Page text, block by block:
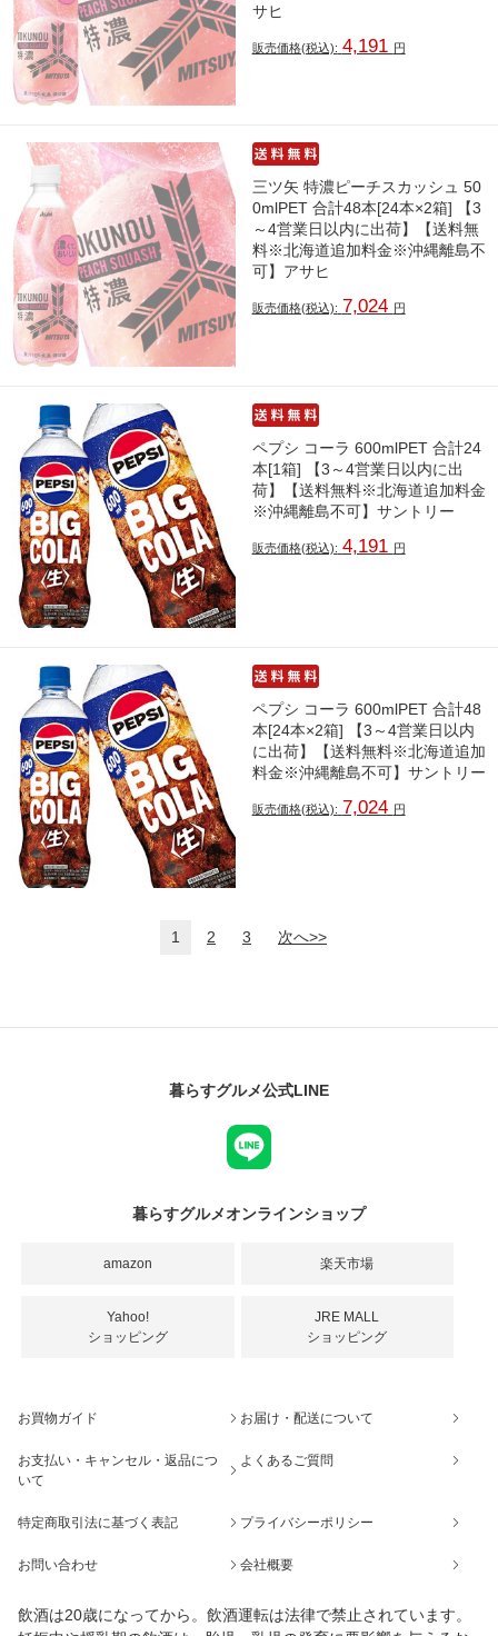
サヒ
販売価格(税込): 4,191 円
三ツ矢 特濃ピーチスカッシュ 50
0mlPET 合計48本[24本×2箱] 【3
～4営業日以内に出荷】【送料無
料※北海道追加料金※沖縄離島不
可】アサヒ
販売価格(税込): 7,024 円
ペプシ コーラ 600mlPET 合計24
本[1箱] 【3～4営業日以内に出
荷】【送料無料※北海道追加料金
※沖縄離島不可】サントリー
販売価格(税込): 4,191 円
ペプシ コーラ 600mlPET 合計48
本[24本×2箱] 【3～4営業日以内
に出荷】【送料無料※北海道追加
料金※沖縄離島不可】サントリー
販売価格(税込): 7,024 円
1 2 3 次へ>>
暮らすグルメ公式LINE
暮らすグルメオンラインショップ
amazon 楽天市場
Yahoo!
ショッピング
JRE MALL
ショッピング
お買物ガイド お届け・配送について
お支払い・キャンセル・返品につ
いて
よくあるご質問
特定商取引法に基づく表記 プライバシーポリシー
お問い合わせ 会社概要
飲酒は20歳になってから。飲酒運転は法律で禁止されています。